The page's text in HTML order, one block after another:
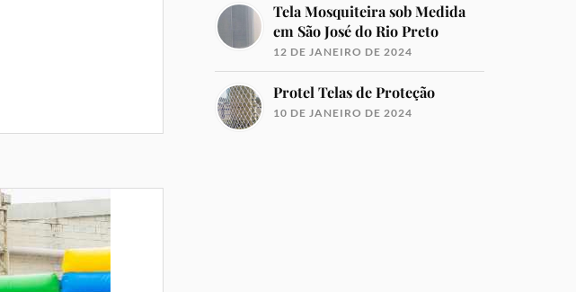
Tela Mosquiteira sob Medida
em São José do Rio Preto
12 DE JANEIRO DE 2024
Protel Telas de Proteção
10 DE JANEIRO DE 2024